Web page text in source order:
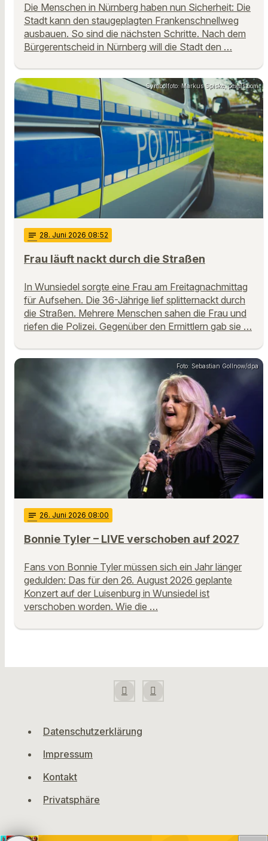
Die Menschen in Nürnberg haben nun Sicherheit: Die
Stadt kann den staugeplagten Frankenschnellweg
ausbauen. So sind die nächsten Schritte. Nach dem
Bürgerentscheid in Nürnberg will die Stadt den …
Symbolfoto: Markus Spiske, pexels.com
notes 28. Juni 2026 08:52
Frau läuft nackt durch die Straßen
In Wunsiedel sorgte eine Frau am Freitagnachmittag
für Aufsehen. Die 36-Jährige lief splitternackt durch
die Straßen. Mehrere Menschen sahen die Frau und
riefen die Polizei. Gegenüber den Ermittlern gab sie …
Foto: Sebastian Gollnow/dpa
notes 26. Juni 2026 08:00
Bonnie Tyler – LIVE verschoben auf 2027
Fans von Bonnie Tyler müssen sich ein Jahr länger
gedulden: Das für den 26. August 2026 geplante
Konzert auf der Luisenburg in Wunsiedel ist
verschoben worden. Wie die …
Datenschutzerklärung
Impressum
Kontakt
Privatsphäre